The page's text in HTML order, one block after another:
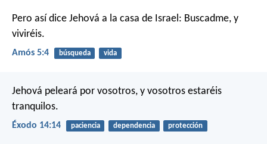
Pero así dice Jehová a la casa de Israel: Buscadme, y
viviréis.
Amós 5:4 búsqueda vida
Jehová peleará por vosotros, y vosotros estaréis
tranquilos.
Éxodo 14:14 paciencia dependencia protección